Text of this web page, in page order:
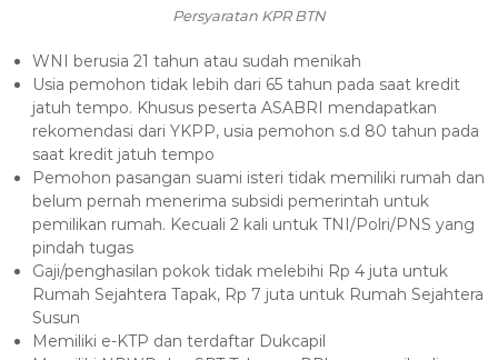
Persyaratan KPR BTN
WNI berusia 21 tahun atau sudah menikah
Usia pemohon tidak lebih dari 65 tahun pada saat kredit
jatuh tempo. Khusus peserta ASABRI mendapatkan
rekomendasi dari YKPP, usia pemohon s.d 80 tahun pada
saat kredit jatuh tempo
Pemohon pasangan suami isteri tidak memiliki rumah dan
belum pernah menerima subsidi pemerintah untuk
pemilikan rumah. Kecuali 2 kali untuk TNI/Polri/PNS yang
pindah tugas
Gaji/penghasilan pokok tidak melebihi Rp 4 juta untuk
Rumah Sejahtera Tapak, Rp 7 juta untuk Rumah Sejahtera
Susun
Memiliki e-KTP dan terdaftar Dukcapil